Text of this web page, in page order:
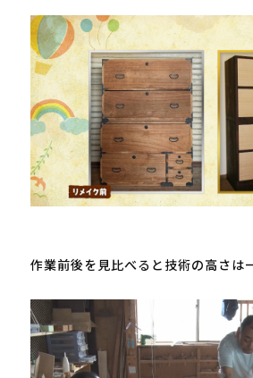
作業前後を見比べると技術の高さは